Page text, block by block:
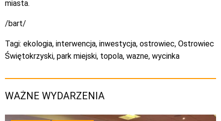
miasta.
/bart/
Tagi: ekologia, interwencja, inwestycja, ostrowiec, Ostrowiec
Świętokrzyski, park miejski, topola, wazne, wycinka
WAŻNE WYDARZENIA